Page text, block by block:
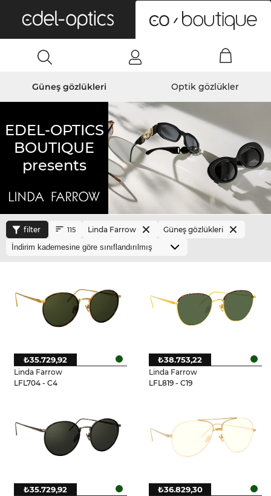
Güneş gözlükleri Optik gözlükler
EDEL-OPTICS
BOUTIQUE
presents
filter 115 Linda Farrow Güneş gözlükleri
Linda Farrow
LFL704 - C4
₺35.729,92
Linda Farrow
LFL819 - C19
₺38.753,22
₺35.729,92 ₺36.829,30